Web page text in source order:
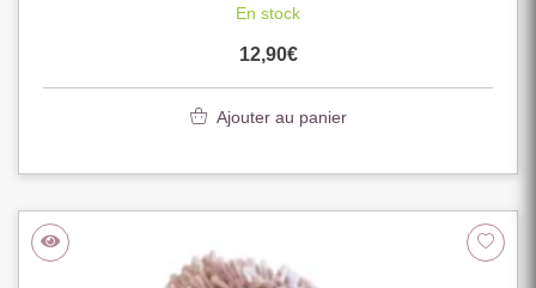
En stock
12,90€
Ajouter au panier